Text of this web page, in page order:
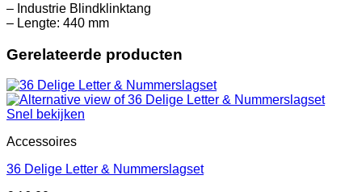
– Industrie Blindklinktang
– Lengte: 440 mm
Gerelateerde producten
Snel bekijken
Accessoires
36 Delige Letter & Nummerslagset